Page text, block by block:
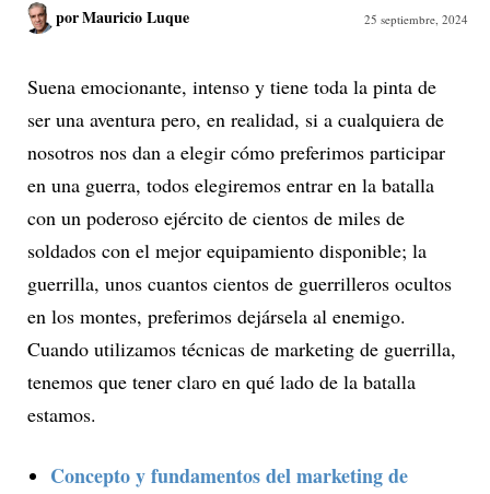
porMauricio Luque 25 septiembre, 2024
Suena emocionante, intenso y tiene toda la pinta de
ser una aventura pero, en realidad, si a cualquiera de
nosotros nos dan a elegir cómo preferimos participar
en una guerra, todos elegiremos entrar en la batalla
con un poderoso ejército de cientos de miles de
soldados con el mejor equipamiento disponible; la
guerrilla, unos cuantos cientos de guerrilleros ocultos
en los montes, preferimos dejársela al enemigo.
Cuando utilizamos técnicas de marketing de guerrilla,
tenemos que tener claro en qué lado de la batalla
estamos.
Concepto y fundamentos del marketing de